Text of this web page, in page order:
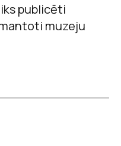
publicēti
muzeju